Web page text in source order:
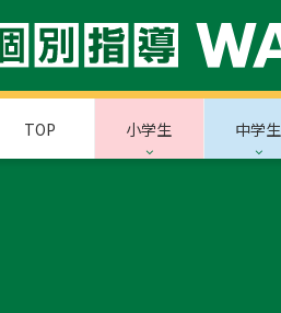
TOP 小学生 中学生